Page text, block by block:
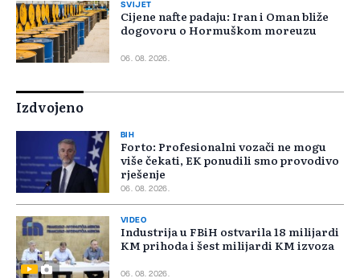
SVIJET
Cijene nafte padaju: Iran i Oman bliže
dogovoru o Hormuškom moreuzu
06. 08. 2026.
Izdvojeno
BIH
Forto: Profesionalni vozači ne mogu
više čekati, EK ponudili smo provodivo
rješenje
06. 08. 2026.
VIDEO
Industrija u FBiH ostvarila 18 milijardi
KM prihoda i šest milijardi KM izvoza
06. 08. 2026.